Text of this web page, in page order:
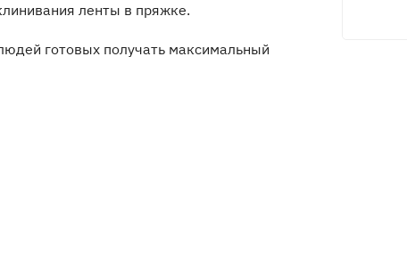
ленты в пряжке.
готовых получать максимальный